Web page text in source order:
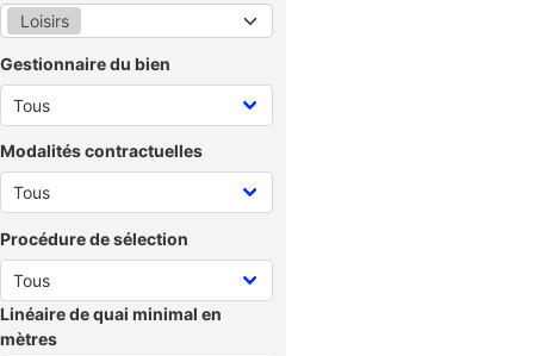
Loisirs
Gestionnaire du bien
Modalités contractuelles
Procédure de sélection
Linéaire de quai minimal en
mètres